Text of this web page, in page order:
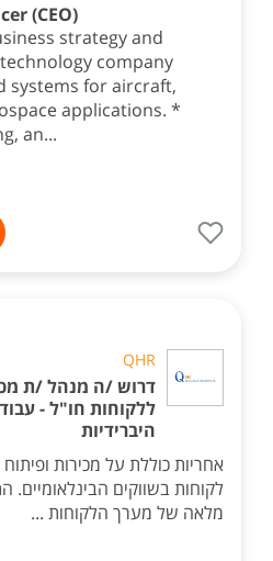
(CEO)
strategy and
company
systems for aircraft,
applications. *
an...
QHR
דרוש /ה מנהל /ת
ללקוחות חו"ל -
היברידיות
אחריות כוללת על מכירות
לקוחות בשווקים הבינלאומיים.
מלאה של מערך הלקוחות ...